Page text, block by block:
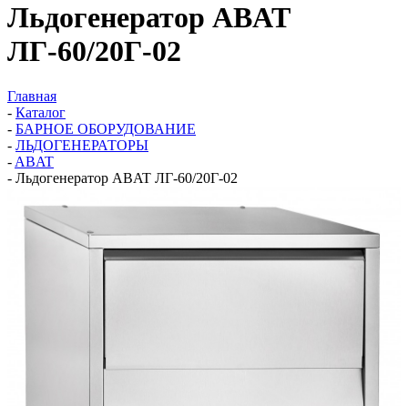
Льдогенератор ABAT
ЛГ-60/20Г-02
Главная
- Каталог
- БАРНОЕ ОБОРУДОВАНИЕ
- ЛЬДОГЕНЕРАТОРЫ
- ABAT
- Льдогенератор ABAT ЛГ-60/20Г-02